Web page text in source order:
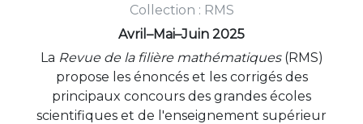
Collection : RMS
Avril–Mai–Juin 2025
La Revue de la filière mathématiques(RMS)
propose les énoncés et les corrigés des
principaux concours des grandes écoles
scientifiques et de l'enseignement supérieur